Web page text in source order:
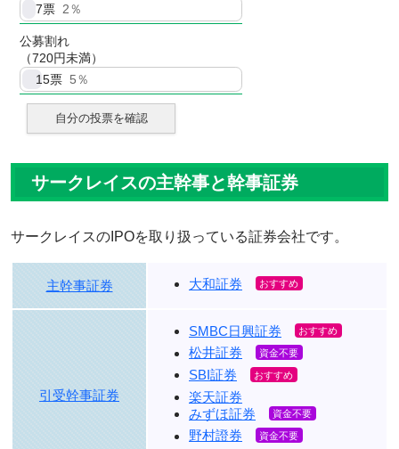
7票 2％
公募割れ
（720円未満）
15票 5％
自分の投票を確認
サークレイスの主幹事と幹事証券
サークレイスのIPOを取り扱っている証券会社です。
主幹事証券 大和証券
引受幹事証券
SMBC日興証券
松井証券
SBI証券
楽天証券
みずほ証券
野村證券